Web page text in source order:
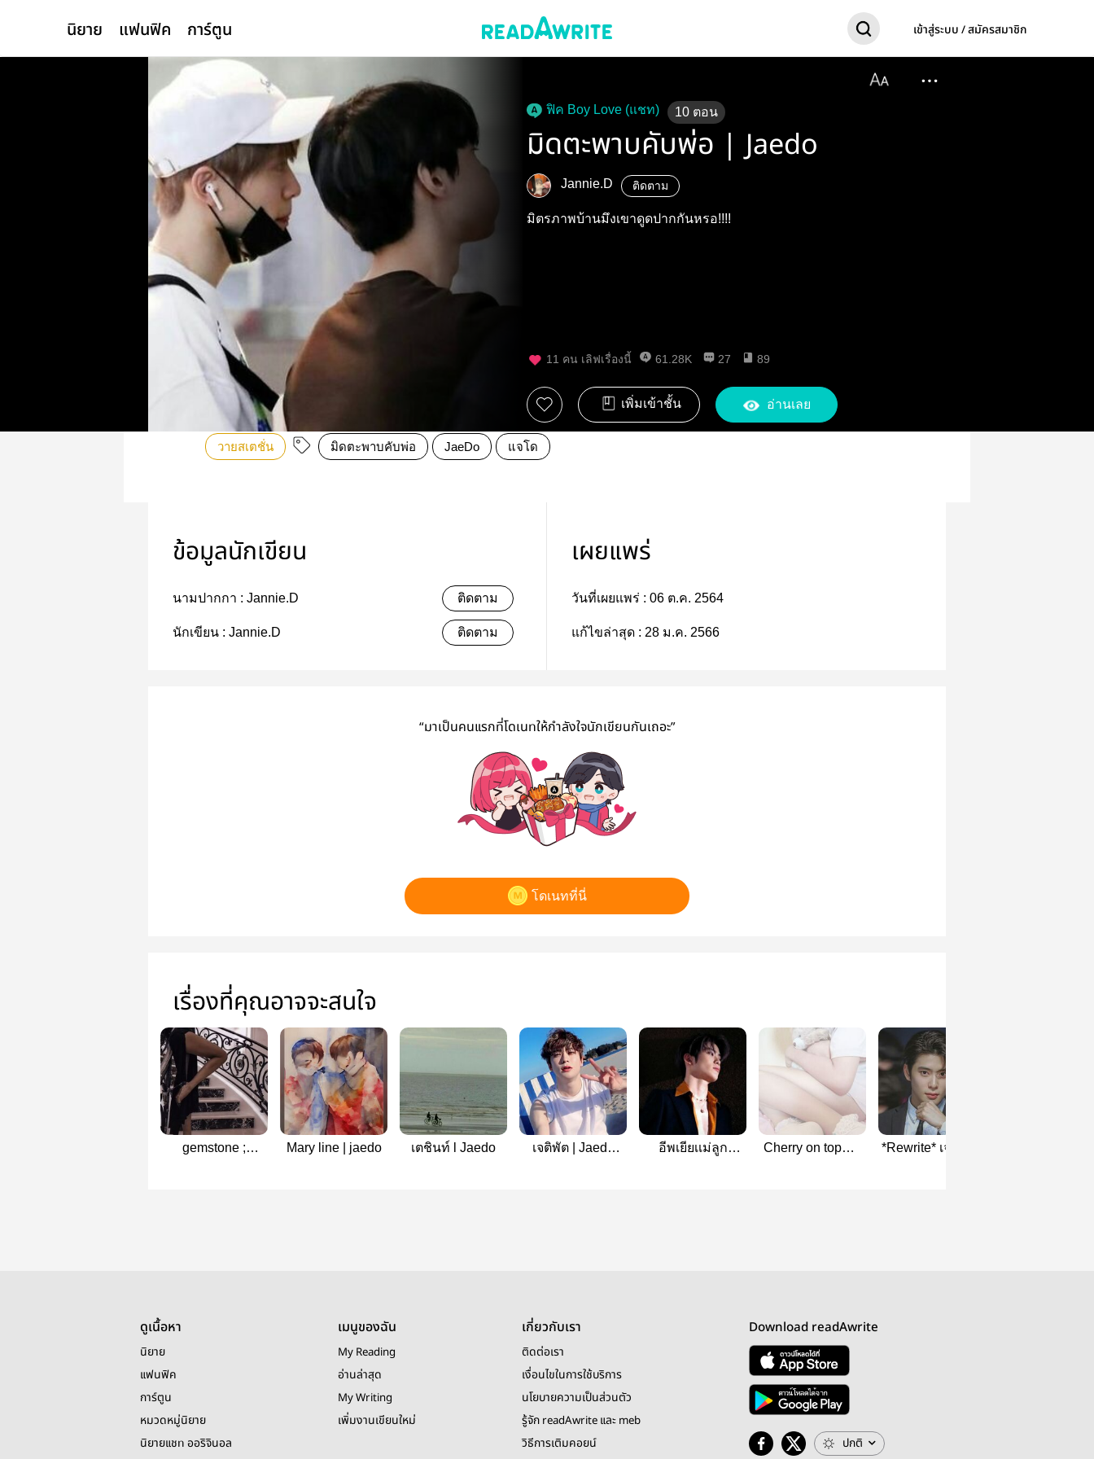
นิยาย แฟนฟิค การ์ตูน เข้าสู่ระบบ / สมัครสมาชิก
ฟิค Boy Love (แชท) 10 ตอน
มิดตะพาบคับพ่อ | Jaedo
Jannie.D ติดตาม
มิตรภาพบ้านมึงเขาดูดปากกันหรอ!!!!
11 คน เลิฟเรื่องนี้ 61.28K 27 89
เพิ่มเข้าชั้น อ่านเลย
วายสเตชั่น มิดตะพาบคับพ่อ JaeDo แจโด
ข้อมูลนักเขียน
นามปากกา : Jannie.D ติดตาม
นักเขียน : Jannie.D ติดตาม
เผยแพร่
วันที่เผยแพร่ : 06 ต.ค. 2564
แก้ไขล่าสุด : 28 ม.ค. 2566
“มาเป็นคนแรกที่โดเนทให้กำลังใจนักเขียนกันเถอะ”
โดเนทที่นี่
เรื่องที่คุณอาจจะสนใจ
gemstone ;
Mary line | jaedo เตชินท์ l Jaedo
เจติพัต | Jaedo
อีพเยียเเม่ลูก
Cherry on top🍒 |
*Rewrite* เจติภพ |
ดูเนื้อหา
นิยาย
แฟนฟิค
การ์ตูน
หมวดหมู่นิยาย
นิยายแชท ออริจินอล
เมนูของฉัน
My Reading
อ่านล่าสุด
My Writing
เพิ่มงานเขียนใหม่
เกี่ยวกับเรา
ติดต่อเรา
เงื่อนไขในการใช้บริการ
นโยบายความเป็นส่วนตัว
รู้จัก readAwrite และ meb
วิธีการเติมคอยน์
Download readAwrite
ปกติ